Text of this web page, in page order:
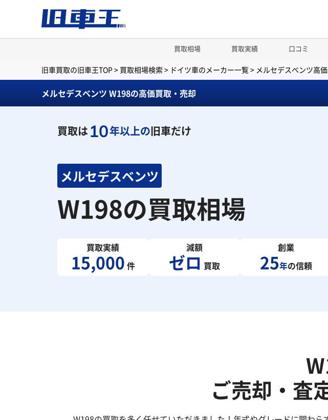
買取相場 買取実績 口コミ
旧車買取の旧車王TOP > 買取相場検索 > ドイツ車のメーカー一覧> メルセデスベンツ高
メルセデスベンツ W198の高価買取・売却
買取は10年以上の旧車だけ
メルセデスベンツ
W198の買取相場
買取実績
15,000 件
減額
ゼロ 買取
創業
25年の信頼
ご売却・査